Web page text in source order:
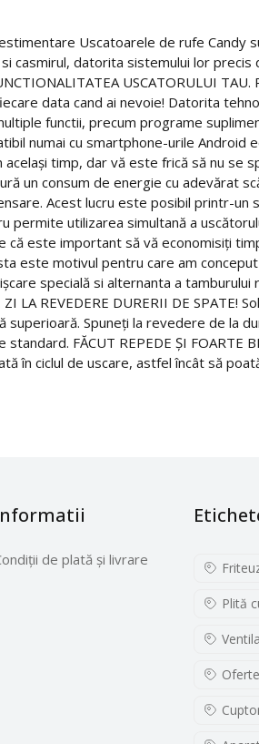
Uscatoarele de rufe Candy
casmirul, datorita sistemului lor
USCATORULUI
data cand ai nevoie! Datorita
functii, precum programe
numai cu smartphone-urile Android
timp, dar vă este frică să nu se
un consum de energie cu adevărat
Acest lucru este posibil printr-un
permite utilizarea simultană a
că este important să vă economisiți
este motivul pentru care am
specială si alternanta a tamburului
LA REVEDERE DURERII DE SPATE!
superioară. Spuneți la revedere de
FĂCUT REPEDE ȘI
în ciclul de uscare, astfel încât să
de plată și livrare
Plită